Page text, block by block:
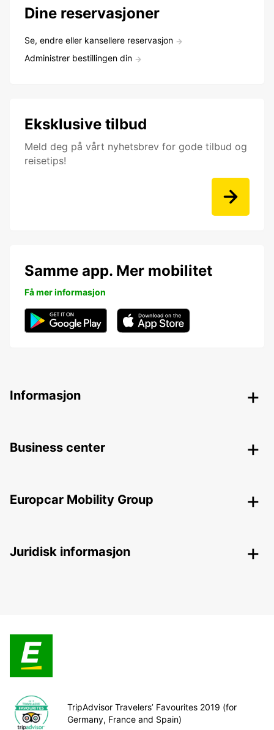
Dine reservasjoner
Se, endre eller kansellere reservasjon
Administrer bestillingen din
Eksklusive tilbud
Meld deg på vårt nyhetsbrev for gode tilbud og
reisetips!
Samme app. Mer mobilitet
Få mer informasjon
Informasjon
Business center
Europcar Mobility Group
Juridisk informasjon
TripAdvisor Travelers’ Favourites 2019 (for
Germany, France and Spain)